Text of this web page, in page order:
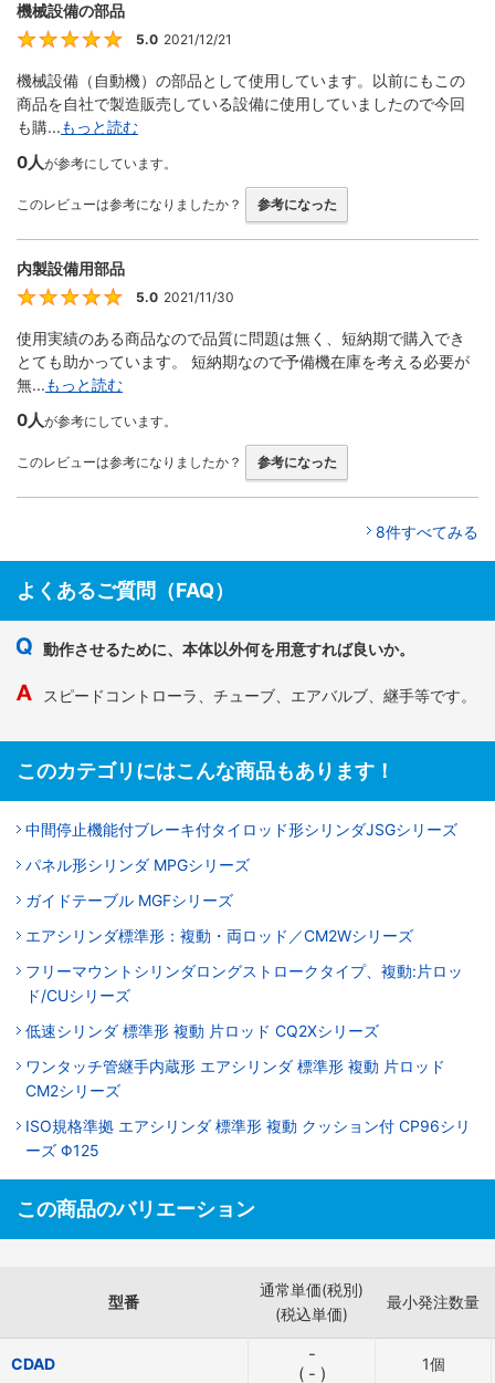
機械設備の部品
5.0 2021/12/21
機械設備（自動機）の部品として使用しています。以前にもこの
商品を自社で製造販売している設備に使用していましたので今回
も購...もっと読む
0人が参考にしています。
このレビューは参考になりましたか？ 参考になった
内製設備用部品
5.0 2021/11/30
使用実績のある商品なので品質に問題は無く、短納期で購入でき
とても助かっています。 短納期なので予備機在庫を考える必要が
無...もっと読む
0人が参考にしています。
このレビューは参考になりましたか？ 参考になった
8件すべてみる
よくあるご質問（FAQ）
動作させるために、本体以外何を用意すれば良いか。
スピードコントローラ、チューブ、エアバルブ、継手等です。
このカテゴリにはこんな商品もあります！
中間停止機能付ブレーキ付タイロッド形シリンダJSGシリーズ
パネル形シリンダ MPGシリーズ
ガイドテーブル MGFシリーズ
エアシリンダ標準形：複動・両ロッド／CM2Wシリーズ
フリーマウントシリンダロングストロークタイプ、複動:片ロッ
ド/CUシリーズ
低速シリンダ 標準形 複動 片ロッド CQ2Xシリーズ
ワンタッチ管継手内蔵形 エアシリンダ 標準形 複動 片ロッド
CM2シリーズ
ISO規格準拠 エアシリンダ 標準形 複動 クッション付 CP96シリ
ーズ Φ125
この商品のバリエーション
型番
通常単価(税別)
(税込単価)
最小発注数量
CDAD
-
( - ) 1個